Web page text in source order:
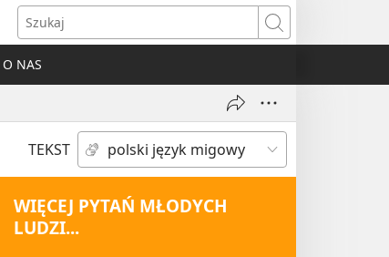
Szukaj
O NAS
TEKST
WIĘCEJ PYTAŃ MŁODYCH
LUDZI...